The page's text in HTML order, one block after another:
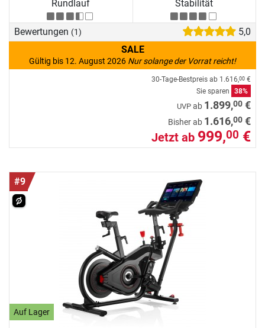
Rundlauf Stabilität
Bewertungen (1)
5,0
SALE
Gültig bis 12. August 2026 Nur solange der Vorrat reicht!
30-Tage-Bestpreis ab 1.616,00 €
Sie sparen
38%
UVP ab 1.899,00 €
Bisher ab 1.616,00 €
Jetzt ab 999,00 €
#9
Auf Lager